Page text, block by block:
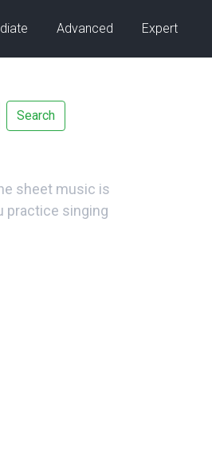
Advanced Expert
Search
sheet music is
practice singing